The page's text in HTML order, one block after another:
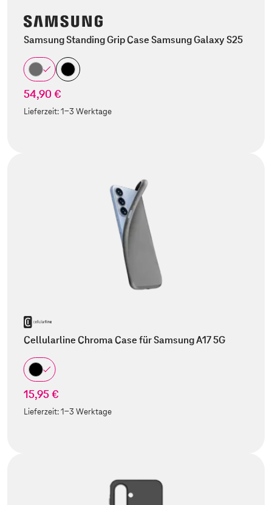
Samsung Standing Grip Case Samsung Galaxy S25
54,90 €
Lieferzeit:1-3 Werktage
Cellularline Chroma Case für Samsung A17 5G
15,95 €
Lieferzeit:1-3 Werktage